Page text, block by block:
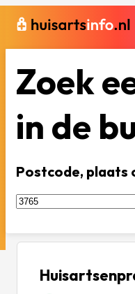
Zoek
in de
Postcode, plaats